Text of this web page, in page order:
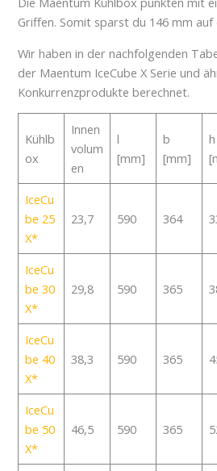
Griffen. Somit sparst du 146 mm auf
Wir haben in der nachfolgenden
der Maentum IceCube X Serie und
Konkurrenzprodukte berechnet.
Kühlb
ox
Innen
volum
en
l
[mm]
b
[mm]
h
IceCu
be 25
X
23,7 590 364
IceCu
be 30
X
29,8 590 365
IceCu
be 40
X
38,3 590 365
IceCu
be 50
X
46,5 590 365